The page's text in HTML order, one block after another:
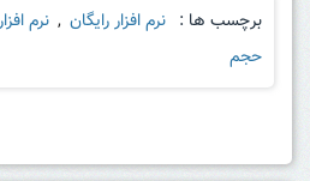
برچسب ها : نرم افزار رایگان , نرم
حجم